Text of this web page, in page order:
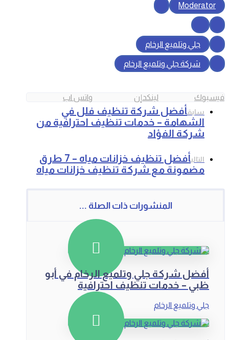
Moderator
جلي وتلميع الرخام
شركة جلي وتلميع الرخام
فيسبوك لينكدإن واتس اب
سابقأفضل شركة تنظيف فلل في
الشهامة – خدمات تنظيف احترافية من
شركة الفؤاد
التالي
أفضل تنظيف خزانات مياه – 7 طرق
مضمونة مع شركة تنظيف خزانات مياه
المنشورات ذات الصلة ...
أفضل شركة جلي وتلميع الرخام في أبو
ظبي – خدمات تنظيف احترافية
جلي وتلميع الرخام